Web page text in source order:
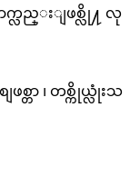
ည္းျဖစ္လို႔ လု
တာ ၊ တစ္ကိုယ္လုံးသ